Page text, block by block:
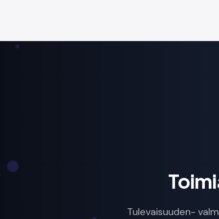
Tulevaisuuden-